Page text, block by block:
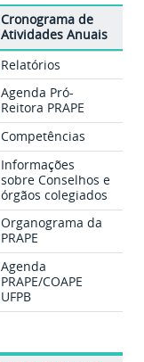
Cronograma de
Atividades Anuais
Relatórios
Agenda Pró-
Reitora PRAPE
Competências
Informações
sobre Conselhos e
órgãos colegiados
Organograma da
PRAPE
Agenda
PRAPE/COAPE
UFPB